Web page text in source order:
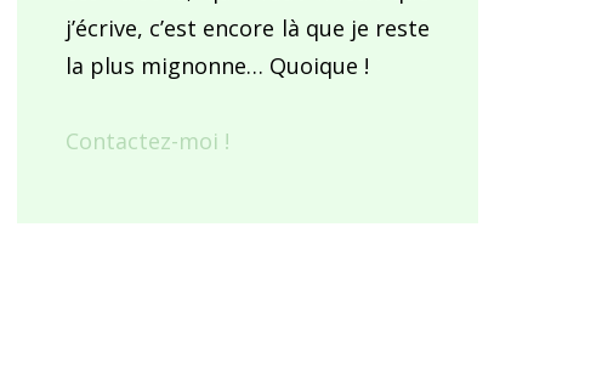
j’écrive, c’est encore là que je reste
la plus mignonne… Quoique !
Contactez-moi !